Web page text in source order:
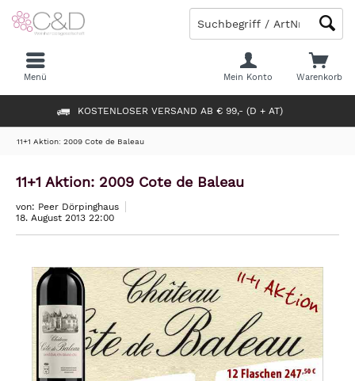
KOSTENLOSER VERSAND AB € 99,- (D + AT)
Warenkorb
Mein Konto
Menü
11+1 Aktion: 2009 Cote de Baleau
11+1 Aktion: 2009 Cote de Baleau
von: Peer Dörpinghaus
18. August 2013 22:00